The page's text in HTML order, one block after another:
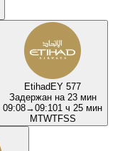
EtihadEY 577
Задержан на 23 мин
09:08→09:101 ч 25 мин
MTWTFSS